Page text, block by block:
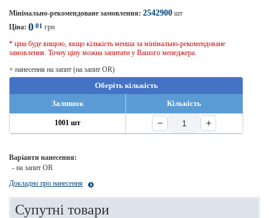
Мінімально-рекомендоване замовлення: 2542900 шт
Ціна: 0 01 грн
* ціна буде вищою, якщо кількість менша за мінімально-рекомендоване
замовлення. Точну ціну можна запитати у Вашого менеджера.
+ нанесення на запит (на запит OR)
Оберіть кількість
Залишок
Кількість
1001 шт − +
Варіанти нанесення:
- на запит OR
Докладно про нанесення
Супутні товари